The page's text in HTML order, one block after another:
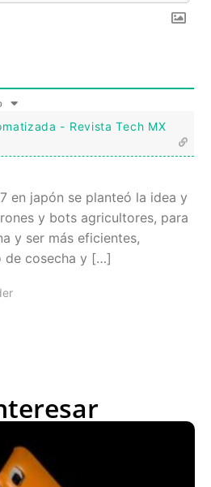
- Revista Tech MX
en japón se planteó la idea y
y bots agricultores, para
y ser más eficientes,
de cosecha y […]